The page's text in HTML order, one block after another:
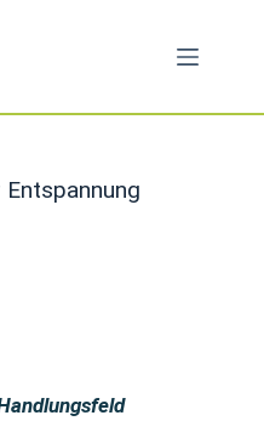
Entspannung